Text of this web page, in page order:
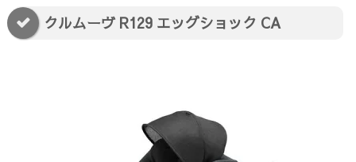
クルムーヴ R129 エッグショック CA